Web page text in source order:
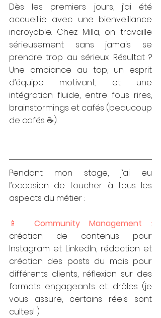
Dès les premiers jours, j’ai été
accueillie avec une bienveillance
incroyable. Chez Milla, on travaille
sérieusement sans jamais se
prendre trop au sérieux. Résultat ?
Une ambiance au top, un esprit
d’équipe motivant, et une
intégration fluide, entre fous rires,
brainstormings et cafés (beaucoup
de cafés ☕️).
Pendant mon stage, j’ai eu
l’occasion de toucher à tous les
aspects du métier :
📱 Community Management
création de contenus pour
Instagram et LinkedIn, rédaction et
création des posts du mois pour
différents clients, réflexion sur des
formats engageants et... drôles (je
vous assure, certains réels sont
cultes! ).